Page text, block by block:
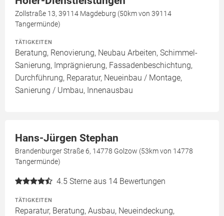
Zollstraße 13, 39114 Magdeburg (50km von 39114
Tangermünde)
TÄTIGKEITEN
Beratung, Renovierung, Neubau Arbeiten, Schimmel-
Sanierung, Imprägnierung, Fassadenbeschichtung,
Durchführung, Reparatur, Neueinbau / Montage,
Sanierung / Umbau, Innenausbau
Hans-Jürgen Stephan
Brandenburger Straße 6, 14778 Golzow (53km von 14778
Tangermünde)
4.5 Sterne aus 14 Bewertungen
TÄTIGKEITEN
Reparatur, Beratung, Ausbau, Neueindeckung,